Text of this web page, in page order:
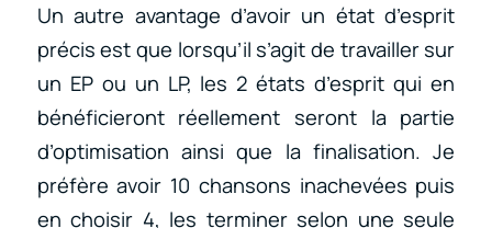
Un autre avantage d’avoir un état d’esprit
précis est que lorsqu’il s’agit de travailler sur
un EP ou un LP, les 2 états d’esprit qui en
bénéficieront réellement seront la partie
d’optimisation ainsi que la finalisation. Je
préfère avoir 10 chansons inachevées puis
en choisir 4, les terminer selon une seule